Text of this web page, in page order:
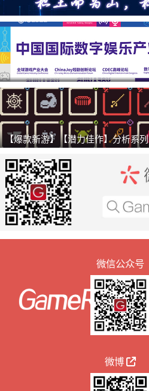
【爆款新游】【潜力佳作】分析系列
微信公众号
微博